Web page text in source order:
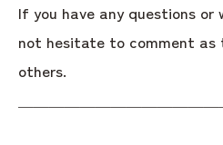
If you have any questions
not hesitate to comment
others.